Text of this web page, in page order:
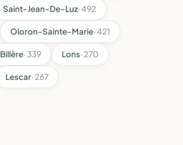
Saint-Jean-De-Luz· 492
Oloron-Sainte-Marie· 421
Billère· 339 Lons· 270
Lescar· 267